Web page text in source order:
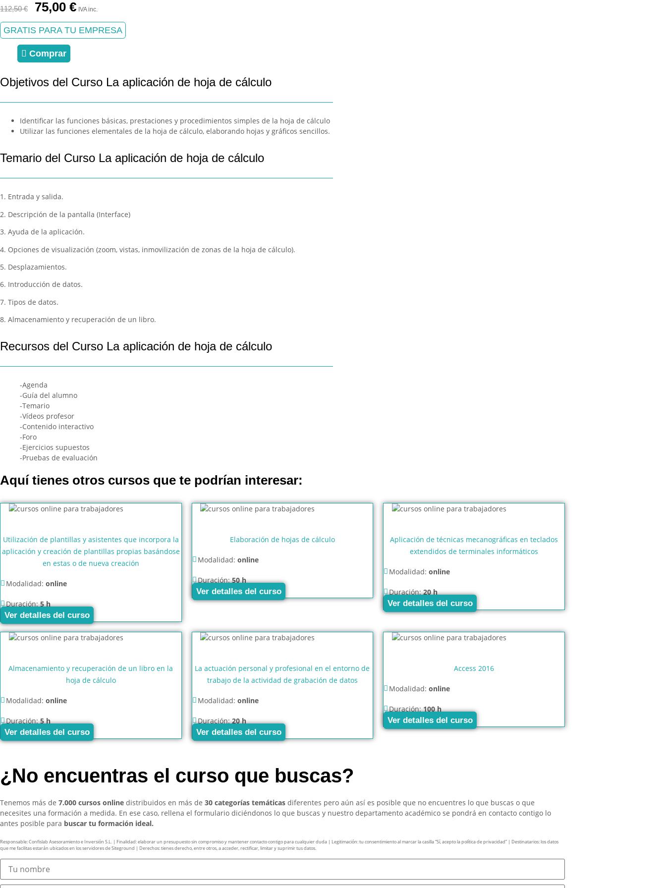
112,50€
El
precio
original
era:
112,50 €.
75,00 €El
precio
actual
es:
IVA inc.
GRATIS PARA TU EMPRESA
Comprar
Objetivos del Curso La aplicación de hoja de cálculo
Identificar las funciones básicas, prestaciones y procedimientos simples de la hoja de cálculo
Utilizar las funciones elementales de la hoja de cálculo, elaborando hojas y gráficos sencillos.
Temario del Curso La aplicación de hoja de cálculo
1. Entrada y salida.
2. Descripción de la pantalla (Interface)
3. Ayuda de la aplicación.
4. Opciones de visualización (zoom, vistas, inmovilización de zonas de la hoja de cálculo).
5. Desplazamientos.
6. Introducción de datos.
7. Tipos de datos.
8. Almacenamiento y recuperación de un libro.
Recursos del Curso La aplicación de hoja de cálculo
-Agenda
-Guía del alumno
-Temario
-Vídeos profesor
-Contenido interactivo
-Foro
-Ejercicios supuestos
-Pruebas de evaluación
Aquí tienes otros cursos que te podrían interesar:
Utilización de plantillas y asistentes que incorpora la
aplicación y creación de plantillas propias basándose
en estas o de nueva creación
Modalidad: online
Duración:5 h
Ver detalles del curso
Elaboración de hojas de cálculo
Modalidad: online
Duración:50 h
Ver detalles del curso
Aplicación de técnicas mecanográficas en teclados
extendidos de terminales informáticos
Modalidad:online
Duración:20 h
Ver detalles del curso
Almacenamiento y recuperación de un libro en la
hoja de cálculo
Modalidad: online
Duración:5 h
Ver detalles del curso
La actuación personal y profesional en el entorno de
trabajo de la actividad de grabación de datos
Modalidad: online
Duración:20 h
Ver detalles del curso
Access 2016
Modalidad:online
Duración:100 h
Ver detalles del curso
¿No encuentras el curso que buscas?
Tenemos más de 7.000 cursos online distribuidos en más de 30 categorías temáticas diferentes pero aún así es posible que no encuentres lo que buscas o que
necesites una formación a medida. En ese caso, rellena el formulario diciéndonos lo que buscas y nuestro departamento académico se pondrá en contacto contigo lo
antes posible para buscar tu formación ideal.
Responsable: Confislab Asesoramiento e Inversión S.L. | Finalidad: elaborar un presupuesto sin compromiso y mantener contacto contigo para cualquier duda | Legitimación: tu consentimiento al marcar la casilla “Sí, acepto la política de privacidad” | Destinatarios: los datos
que me facilitas estarán ubicados en los servidores de Siteground | Derechos: tienes derecho, entre otros, a acceder, rectificar, limitar y suprimir tus datos.